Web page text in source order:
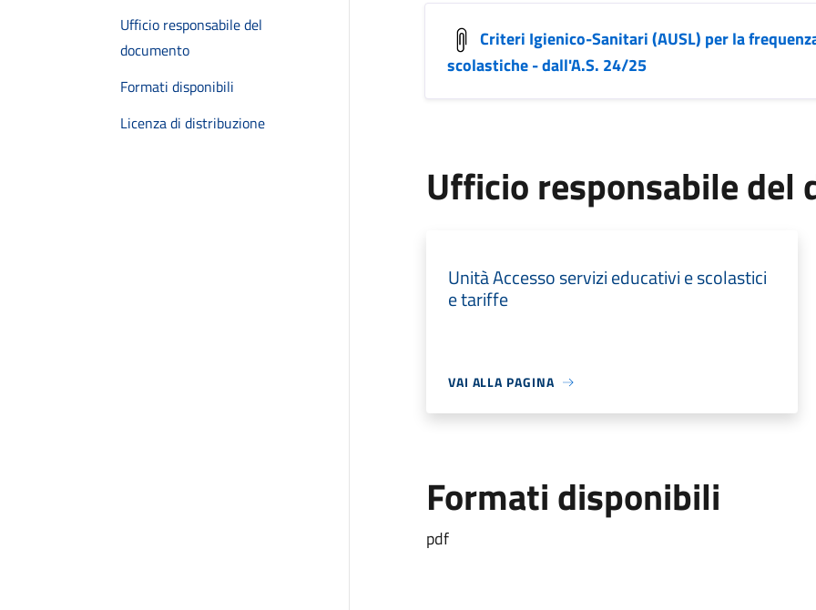
Ufficio responsabile del
documento
Formati disponibili
Licenza di distribuzione
Criteri Igienico-Sanitari (AUSL) per la
scolastiche - dall'A.S. 24/25
Ufficio responsabile del
Unità Accesso servizi educativi e scolastici
e tariffe
VAI ALLA PAGINA
Formati disponibili
pdf